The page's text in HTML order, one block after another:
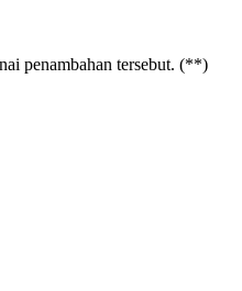
penambahan tersebut. (**)